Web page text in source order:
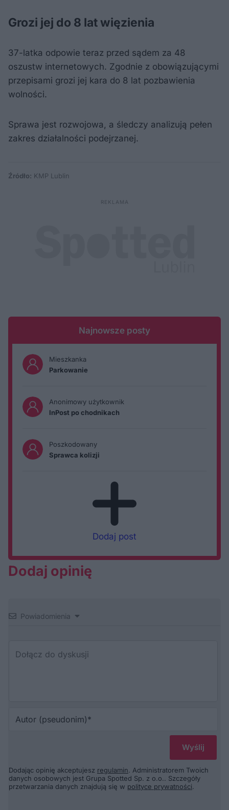
Grozi jej do 8 lat więzienia
37-latka odpowie teraz przed sądem za 48
oszustw internetowych. Zgodnie z obowiązującymi
przepisami grozi jej kara do 8 lat pozbawienia
wolności.
Sprawa jest rozwojowa, a śledczy analizują pełen
zakres działalności podejrzanej.
Źródło: KMP Lublin
Najnowsze posty
Mieszkanka
Parkowanie
Anonimowy użytkownik
InPost po chodnikach
Poszkodowany
Sprawca kolizji
Dodaj post
Dodaj opinię
Powiadomienia
Dodając opinię akceptujesz regulamin. Administratorem Twoich
danych osobowych jest Grupa Spotted Sp. z o.o.. Szczegóły
przetwarzania danych znajdują się w polityce prywatności.